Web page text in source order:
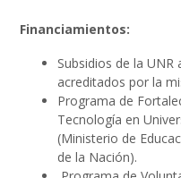
Financiamientos:
Subsidios de la
acreditados por la
Programa de
Tecnología en
(Ministerio de
de la Nación).